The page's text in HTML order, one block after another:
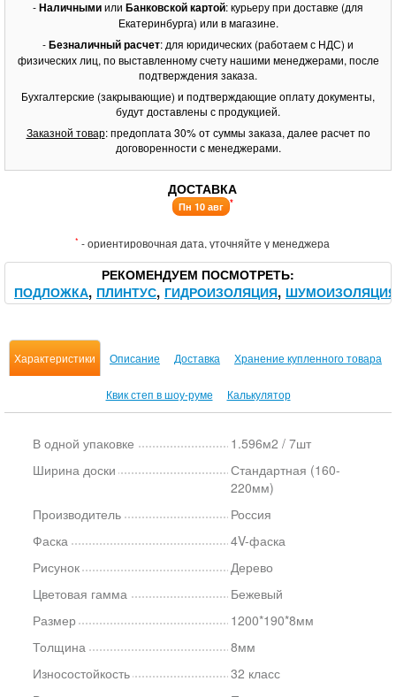
-Наличнымиили Банковской картой: курьеру при доставке (для
Екатеринбурга) или в магазине.
-Безналичный расчет: для юридических (работаем с НДС) и
физических лиц, по выставленному счету нашими менеджерами, после
подтверждения заказа.
Бухгалтерские (закрывающие) и подтверждающие оплату документы,
будут доставлены с продукцией.
Заказной товар: предоплата 30% от суммы заказа, далее расчет по
договоренности с менеджерами.
ДОСТАВКА
Пн 10 авг *
* - ориентировочная дата, уточняйте у менеджера
РЕКОМЕНДУЕМ ПОСМОТРЕТЬ
ПОДЛОЖКА ПЛИНТУС ГИДРОИЗОЛЯЦИЯ ШУМОИЗОЛЯЦИЯ
Характеристики Описание Доставка Хранение купленного товара
Квик степ в шоу-руме Калькулятор
В одной упаковке
1.596м2 / 7шт
Ширина доски
Стандартная (160-
220мм)
Производитель
Россия
Фаска
4V-фаска
Рисунок
Дерево
Цветовая гамма
Бежевый
Размер
1200*190*8мм
Толщина
8мм
Износостойкость
32 класс